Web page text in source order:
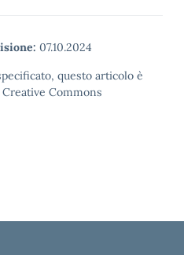
07.10.2024
questo articolo è
Commons